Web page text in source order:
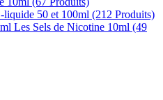
liquide 50 et 100ml (212 Produits)
Les Sels de Nicotine 10ml (49